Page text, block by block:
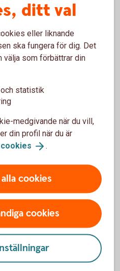
plan eller bygger den på
mycket personal behöver
eller
internationellt och vad
har du som arbetsgivare
ned allt om hur:et
ditt företagande? Som
NyföretagarCentrum och
digitala verktyg så att du
digitala verktyg
ditt val
eller liknande
ska fungera för dig. Det
välja som förbättrar din
statistik
medgivande när du vill,
din profil när du är
cookies .
cookies
cookies